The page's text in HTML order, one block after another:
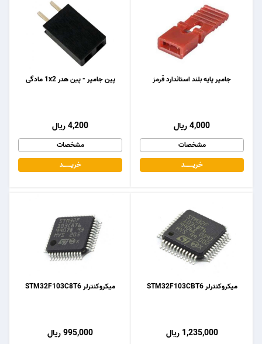
پین جامپر - پین هدر 1x2 مادگی
4,200 ریال
مشخصات
خریـــــــد
جامپر پایه بلند استاندارد قرمز
4,000 ریال
مشخصات
خریـــــــد
میکروکنترلر STM32F103C8T6
995,000 ریال
میکروکنترلر STM32F103CBT6
1,235,000 ریال